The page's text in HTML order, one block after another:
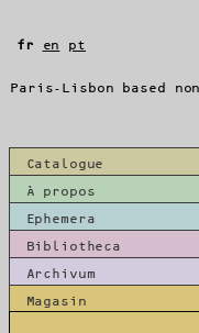
Paris-Lisbon based
Catalogue
À propos
Ephemera
Bibliotheca
Archivum
Magasin
fr en pt